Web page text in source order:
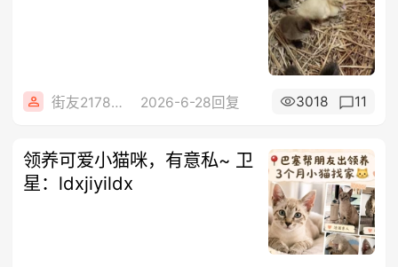
街友21784884 2026-6-28回复 3018 11
领养可爱小猫咪，有意私~ 卫
星：ldxjiyildx